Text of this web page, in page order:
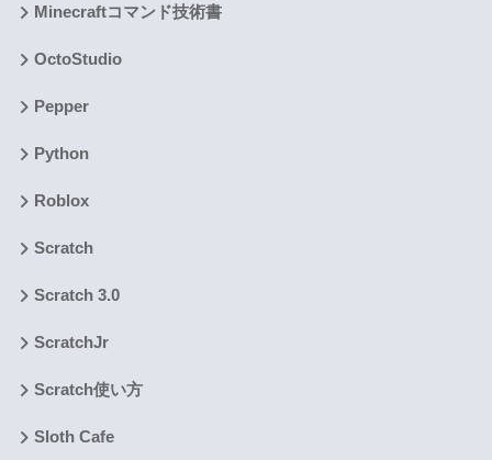
Minecraftコマンド技術書
OctoStudio
Pepper
Python
Roblox
Scratch
Scratch 3.0
ScratchJr
Scratch使い方
Sloth Cafe